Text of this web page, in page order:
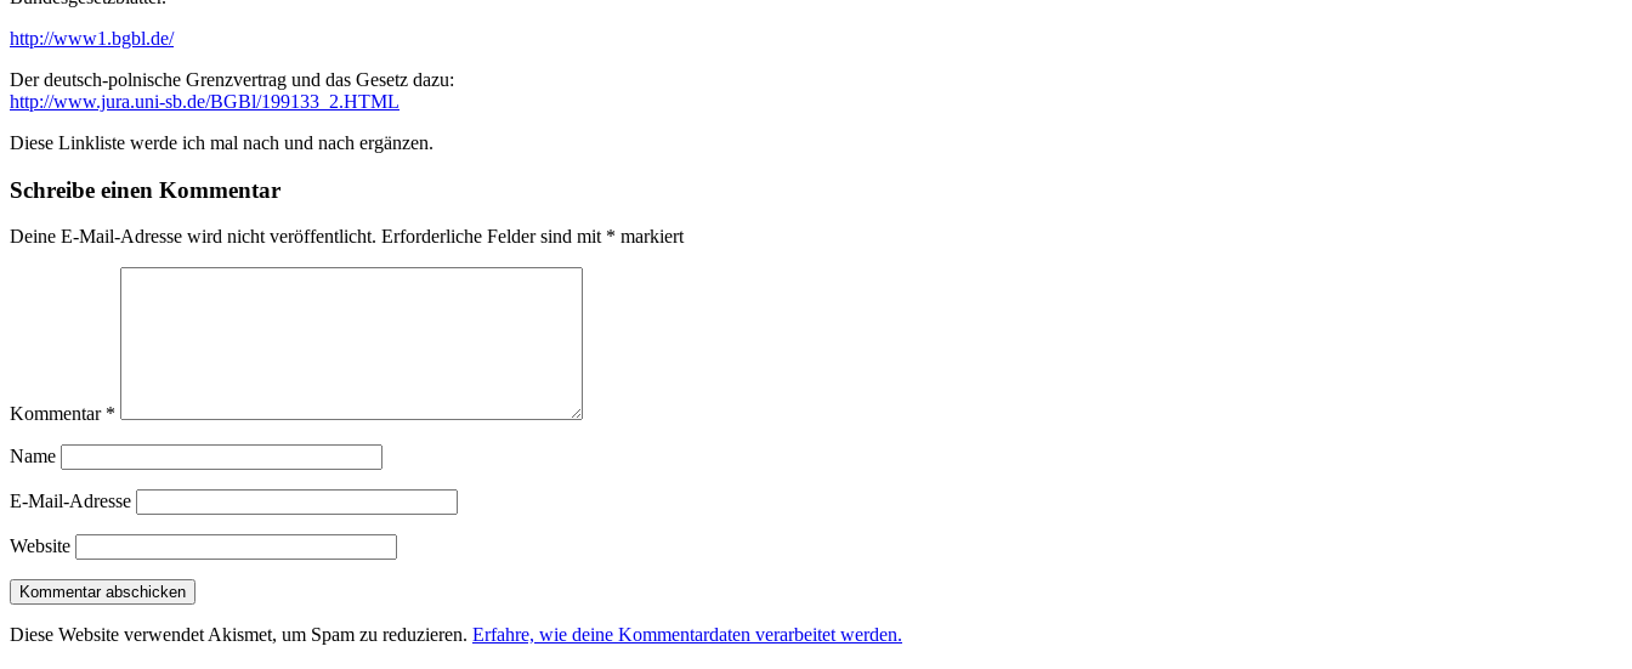
http://www1.bgbl.de/
Der deutsch-polnische Grenzvertrag und das Gesetz dazu:
http://www.jura.uni-sb.de/BGBl/199133_2.HTML
Diese Linkliste werde ich mal nach und nach ergänzen.
Schreibe einen Kommentar
Deine E-Mail-Adresse wird nicht veröffentlicht. Erforderliche Felder sind mit * markiert
Kommentar *
Name
E-Mail-Adresse
Website
Diese Website verwendet Akismet, um Spam zu reduzieren. Erfahre, wie deine Kommentardaten verarbeitet werden.